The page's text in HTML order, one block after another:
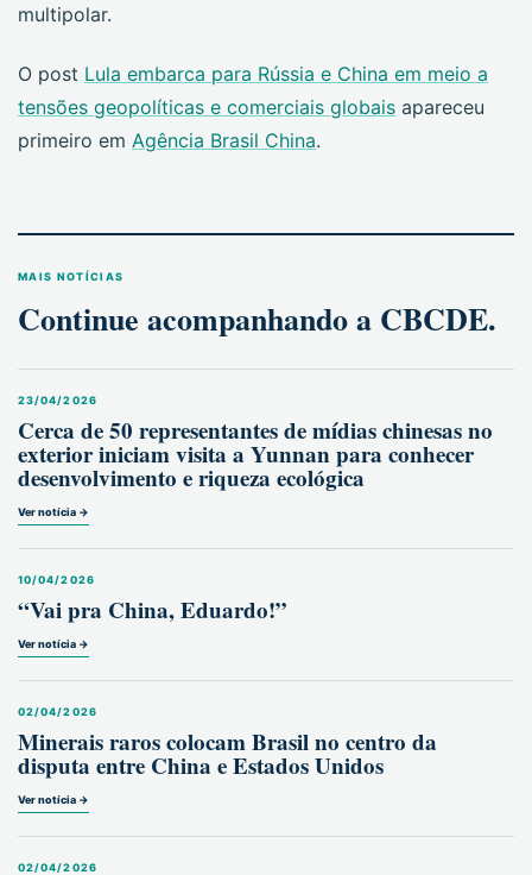
multipolar.
O post Lula embarca para Rússia e China em meio a
tensões geopolíticas e comerciais globais apareceu
primeiro em Agência Brasil China.
MAIS NOTÍCIAS
Continue acompanhando a CBCDE.
23/04/2026
Cerca de 50 representantes de mídias chinesas no
exterior iniciam visita a Yunnan para conhecer
desenvolvimento e riqueza ecológica
Ver notícia →
10/04/2026
“Vai pra China, Eduardo!”
Ver notícia →
02/04/2026
Minerais raros colocam Brasil no centro da
disputa entre China e Estados Unidos
Ver notícia →
02/04/2026